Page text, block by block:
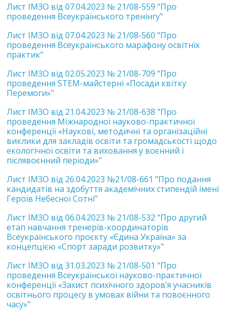
Лист ІМЗО від 07.04.2023 № 21/08-559 "Про
проведення Всеукраїнського тренінгу"
Лист ІМЗО від 07.04.2023 № 21/08-560 "Про
проведення Всеукраїнського марафону освітніх
практик"
Лист ІМЗО від 02.05.2023 № 21/08-709 "Про
проведення STEM-майстерні «Посади квітку
Перемоги»"
Лист ІМЗО від 21.04.2023 № 21/08-638 "Про
проведення Міжнародної науково-практичної
конференції «Наукові, методичні та організаційні
виклики для закладів освіти та громадськості щодо
екологічної освіти та виховання у воєнний і
післявоєнний періоди»"
Лист ІМЗО від 26.04.2023 №21/08-661 "Про подання
кандидатів на здобуття академічних стипендій імені
Героїв Небесної Сотні"
Лист ІМЗО від 06.04.2023 № 21/08-532 "Про другий
етап навчання тренерів-координаторів
Всеукраїнського проєкту «Єдина Україна» за
концепцією «Спорт заради розвитку»"
Лист ІМЗО від 31.03.2023 № 21/08-501 "Про
проведення Всеукраїнської науково-практичної
конференції «Захист психічного здоров’я учасників
освітнього процесу в умовах війни та повоєнного
часу»"